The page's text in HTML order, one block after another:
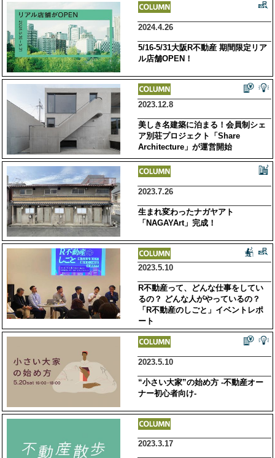
2024.4.26
5/16-5/31大阪R不動産 期間限定リア
ル店舗OPEN！
2023.12.8
美しき名建築に泊まる！会員制シェ
ア別荘プロジェクト「Share
Architecture」が運営開始
2023.7.26
生まれ変わったナガヤアト
「NAGAYArt」完成！
2023.5.10
R不動産って、どんな仕事をしてい
るの？ どんな人がやっているの？
「R不動産のしごと」イベントレポ
ート
2023.5.10
“小さい大家”の始め方 -不動産オー
ナー初心者向け-
2023.3.17